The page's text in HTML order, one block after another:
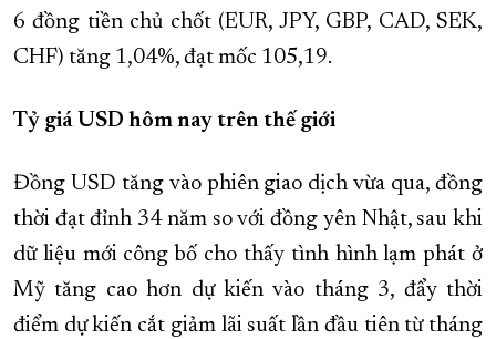
6 đồng tiền chủ chốt (EUR, JPY, GBP, CAD, SEK,
CHF) tăng 1,04%, đạt mốc 105,19.
Tỷ giá USD hôm nay trên thế giới
Đồng USD tăng vào phiên giao dịch vừa qua, đồng
thời đạt đỉnh 34 năm so với đồng yên Nhật, sau khi
dữ liệu mới công bố cho thấy tình hình lạm phát ở
Mỹ tăng cao hơn dự kiến vào tháng 3, đẩy thời
điểm dự kiến cắt giảm lãi suất lần đầu tiên từ tháng